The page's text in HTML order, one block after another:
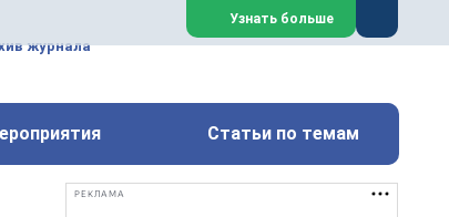
обслуживанием
металлургических
Закрыть
Узнать больше
журнала
Статьи по темам
РЕКЛАМА